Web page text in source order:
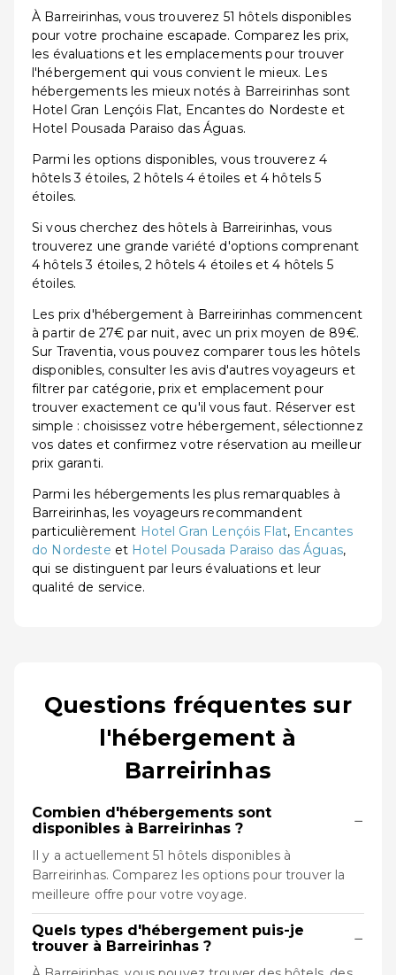
À Barreirinhas, vous trouverez 51 hôtels disponibles
pour votre prochaine escapade. Comparez les prix,
les évaluations et les emplacements pour trouver
l'hébergement qui vous convient le mieux. Les
hébergements les mieux notés à Barreirinhas sont
Hotel Gran Lençóis Flat, Encantes do Nordeste et
Hotel Pousada Paraiso das Águas.
Parmi les options disponibles, vous trouverez 4
hôtels 3 étoiles, 2 hôtels 4 étoiles et 4 hôtels 5
étoiles.
Si vous cherchez des hôtels à Barreirinhas, vous
trouverez une grande variété d'options comprenant
4 hôtels 3 étoiles, 2 hôtels 4 étoiles et 4 hôtels 5
étoiles.
Les prix d'hébergement à Barreirinhas commencent
à partir de 27€ par nuit, avec un prix moyen de 89€.
Sur Traventia, vous pouvez comparer tous les hôtels
disponibles, consulter les avis d'autres voyageurs et
filtrer par catégorie, prix et emplacement pour
trouver exactement ce qu'il vous faut. Réserver est
simple : choisissez votre hébergement, sélectionnez
vos dates et confirmez votre réservation au meilleur
prix garanti.
Parmi les hébergements les plus remarquables à
Barreirinhas, les voyageurs recommandent
particulièrement Hotel Gran Lençóis Flat, Encantes
do Nordeste et Hotel Pousada Paraiso das Águas,
qui se distinguent par leurs évaluations et leur
qualité de service.
Questions fréquentes sur
l'hébergement à
Barreirinhas
Combien d'hébergements sont
disponibles à Barreirinhas ?
−
Il y a actuellement 51 hôtels disponibles à
Barreirinhas. Comparez les options pour trouver la
meilleure offre pour votre voyage.
Quels types d'hébergement puis-je
trouver à Barreirinhas ?
−